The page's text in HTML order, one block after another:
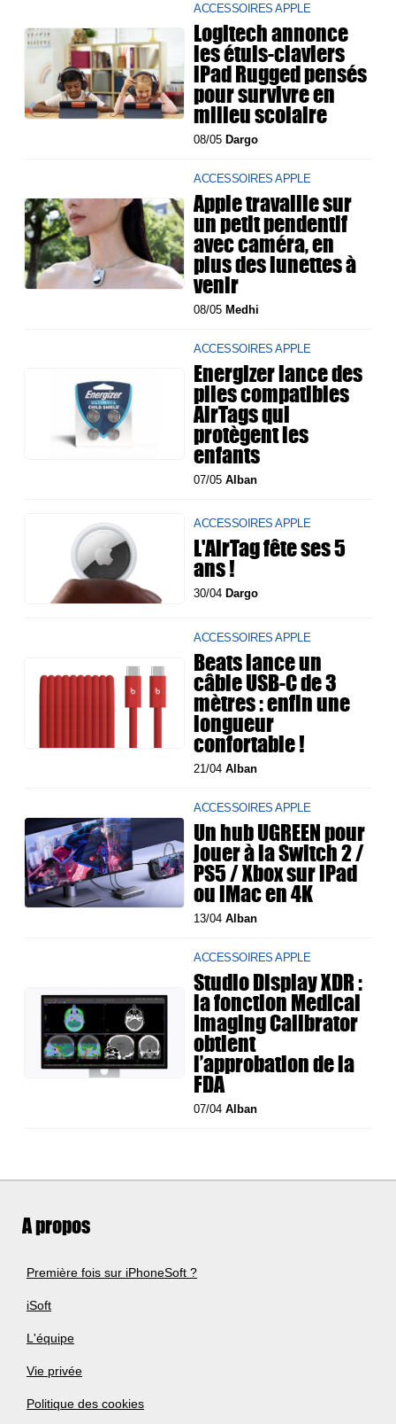
ACCESSOIRES APPLE
Logitech annonce
les étuis-claviers
iPad Rugged pensés
pour survivre en
milieu scolaire
08/05Dargo
ACCESSOIRES APPLE
Apple travaille sur
un petit pendentif
avec caméra, en
plus des lunettes à
venir
08/05Medhi
ACCESSOIRES APPLE
Energizer lance des
piles compatibles
AirTags qui
protègent les
enfants
07/05Alban
ACCESSOIRES APPLE
L'AirTag fête ses 5
ans !
30/04 Dargo
ACCESSOIRES APPLE
Beats lance un
câble USB-C de 3
mètres : enfin une
longueur
confortable !
21/04Alban
ACCESSOIRES APPLE
Un hub UGREEN pour
jouer à la Switch 2 /
PS5 / Xbox sur iPad
ou iMac en 4K
13/04Alban
ACCESSOIRES APPLE
Studio Display XDR :
la fonction Medical
Imaging Calibrator
obtient
l’approbation de la
FDA
07/04Alban
A propos
Première fois sur iPhoneSoft ?
iSoft
L'équipe
Vie privée
Politique des cookies